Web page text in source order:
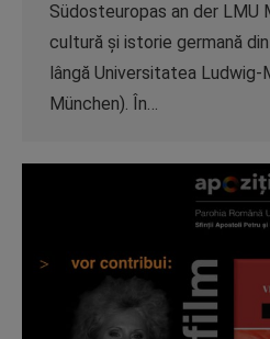
Südosteuropas an der LMU
cultură şi istorie germană
lângă Universitatea Ludwig-
München). În…